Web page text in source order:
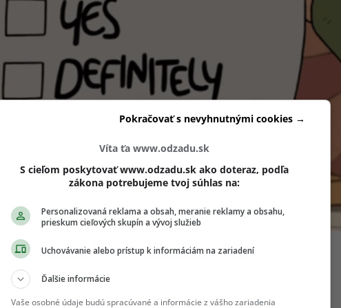
ti nič neutečie! 💌
vedieť o najnovšom Girls' Point evente ako
Víta ťa www.odzadu.sk
S cieľom poskytovať www.odzadu.sk ako doteraz, podľa
zákona potrebujeme tvoj súhlas na:
Personalizovaná reklama a obsah, meranie reklamy a obsahu,
prieskum cieľových skupín a vývoj služieb
Uchovávanie alebo prístup k informáciám na zariadení
Ďalšie informácie
Vaše osobné údaje budú spracúvané a informácie z vášho zariadenia
Pokračovať s nevyhnutnými cookies →